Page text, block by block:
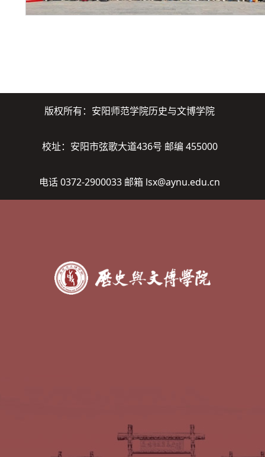
版权所有：安阳师范学院历史与文博学院
校址：安阳市弦歌大道436号 邮编 455000
电话 0372-2900033 邮箱 lsx@aynu.edu.cn